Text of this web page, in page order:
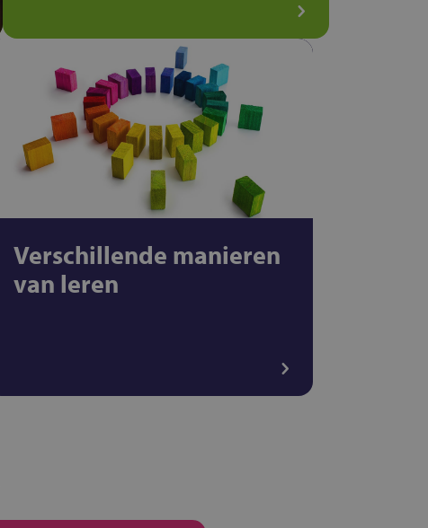
Verschillende manieren
van leren